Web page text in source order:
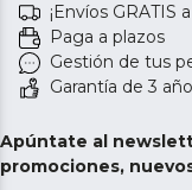
¡Envíos GRATIS
Paga a plazos
Gestión de tus
Garantía de 3
Apúntate al
promociones,